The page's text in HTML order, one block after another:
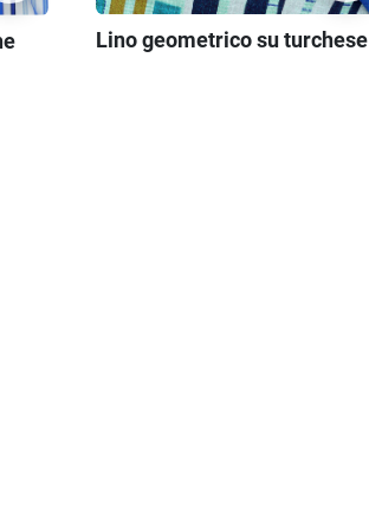
Lino geometrico su turchese